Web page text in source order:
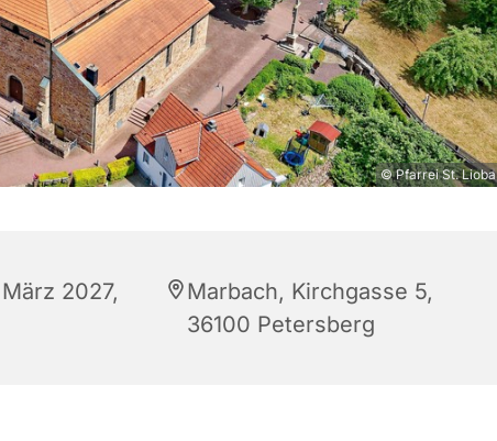
© Pfarrei St. Lioba
2027,
Marbach, Kirchgasse 5,
36100 Petersberg